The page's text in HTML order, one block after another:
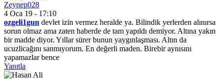
Zeynep028
4 Oca 19 - 17:10
ozgeli1gun devlet izin vermez heralde ya. Bilindik yerlerden alınırsa
sorun olmaz ama zaten haberde de tam yapıldı demiyor. Altına yakın
bir madde diyor. Yıllar sürer bunun yaygınlaşması. Altın da
ucuzlicağını sanmıyorum. En değerli maden. Birebir aynısını
yapamazlar bence
Yanıtla